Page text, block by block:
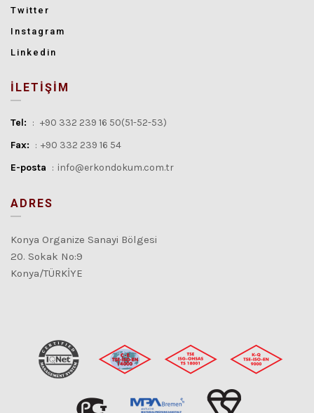
Twitter
Instagram
Linkedin
İLETİŞİM
Tel: : +90 332 239 16 50(51-52-53)
Fax: : +90 332 239 16 54
E-posta : info@erkondokum.com.tr
ADRES
Konya Organize Sanayi Bölgesi
20. Sokak No:9
Konya/TÜRKİYE